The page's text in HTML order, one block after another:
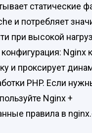
статические
и потребляет
при высокой
Nginx
и проксирует
PHP. Если
Nginx +
правила в